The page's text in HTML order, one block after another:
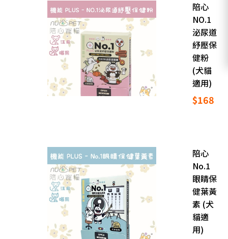
陪心
NO.1
泌尿道
紓壓保
健粉
(犬貓
適用)
$168
陪心
No.1
眼睛保
健葉黃
素 (犬
貓適
用)